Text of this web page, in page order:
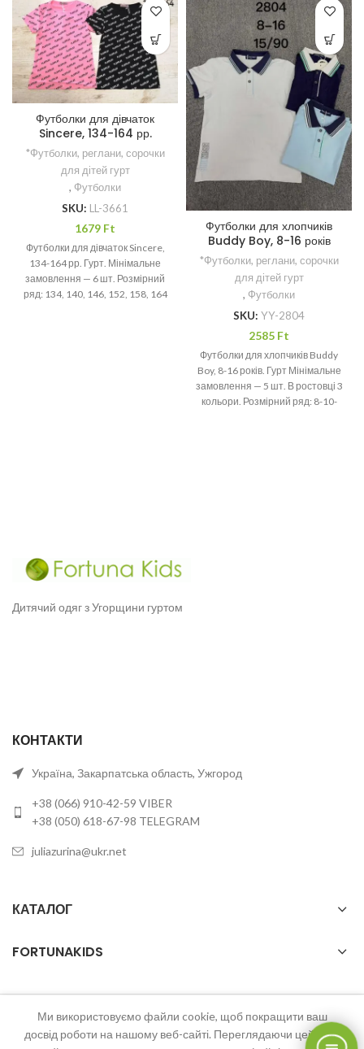
Футболки для дівчаток
Sincere, 134-164 рр.
*Футболки, реглани, сорочки
для дітей гурт
, Футболки
SKU: LL-3661
1679 Ft
Футболки для дівчаток Sincere,
134-164 рр. Гурт. Мінімальне
замовлення — 6 шт. Розмірний
ряд: 134, 140, 146, 152, 158, 164
Футболки для хлопчиків
Buddy Boy, 8-16 років
*Футболки, реглани, сорочки
для дітей гурт
, Футболки
SKU: YY-2804
2585 Ft
Футболки для хлопчиків Buddy
Boy, 8-16 років. Гурт Мінімальне
замовлення — 5 шт. В ростовці 3
кольори. Розмірний ряд: 8-10-
Дитячий одяг з Угорщини гуртом
КОНТАКТИ
Україна, Закарпатська область, Ужгород
+38 (066) 910-42-59 VIBER
+38 (050) 618-67-98 TELEGRAM
juliazurina@ukr.net
КАТАЛОГ
FORTUNAKIDS
2023 FortunaKids Всі права захищені.
Ми використовуємо файли cookie, щоб покращити ваш
досвід роботи на нашому веб-сайті. Переглядаючи цей веб-